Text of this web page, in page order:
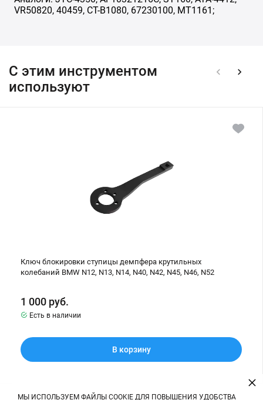
VR50820, 40459, CT-B1080, 67230100, MT1161;
С этим инструментом
используют
Ключ блокировки ступицы демпфера крутильных
колебаний BMW N12, N13, N14, N40, N42, N45, N46, N52
1 000 руб.
Есть в наличии
В корзину
МЫ ИСПОЛЬЗУЕМ ФАЙЛЫ COOKIE ДЛЯ ПОВЫШЕНИЯ УДОБСТВА
×